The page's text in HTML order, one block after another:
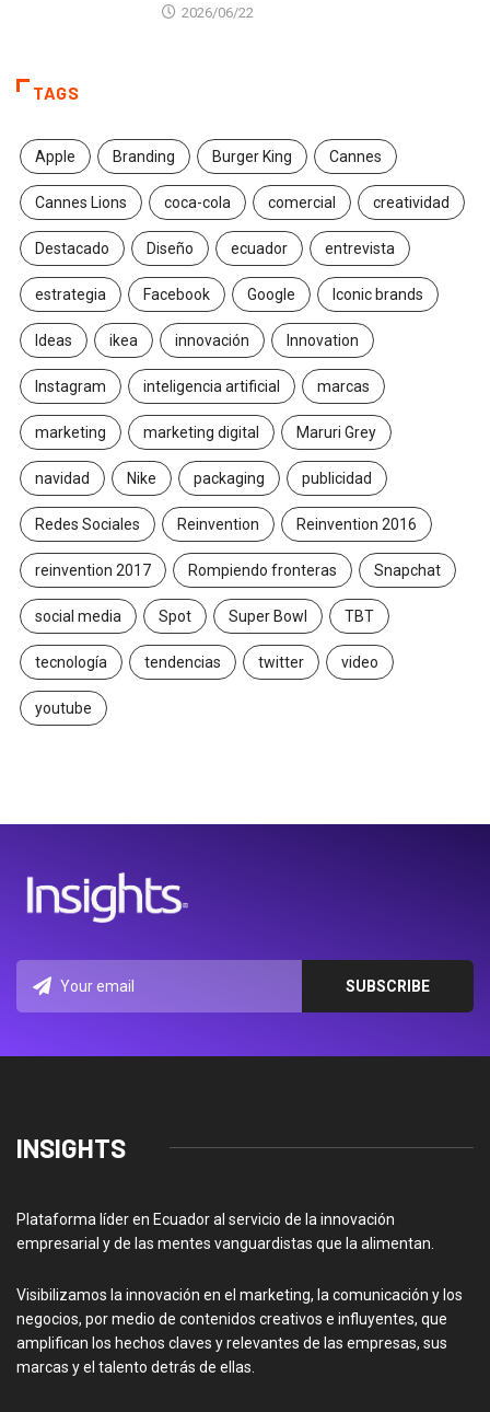
2026/06/22
TAGS
Apple Branding Burger King Cannes
Cannes Lions coca-cola comercial creatividad
Destacado Diseño ecuador entrevista
estrategia Facebook Google Iconic brands
Ideas ikea innovación Innovation
Instagram inteligencia artificial marcas
marketing marketing digital Maruri Grey
navidad Nike packaging publicidad
Redes Sociales Reinvention Reinvention 2016
reinvention 2017 Rompiendo fronteras Snapchat
social media Spot Super Bowl TBT
tecnología tendencias twitter video
youtube
INSIGHTS
Plataforma líder en Ecuador al servicio de la innovación
empresarial y de las mentes vanguardistas que la alimentan.
Visibilizamos la innovación en el marketing, la comunicación y los
negocios, por medio de contenidos creativos e influyentes, que
amplifican los hechos claves y relevantes de las empresas, sus
marcas y el talento detrás de ellas.